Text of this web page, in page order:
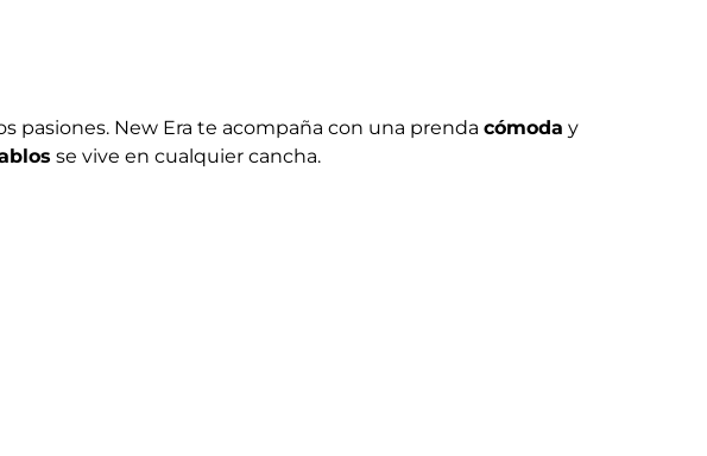
pasiones. New Era te acompaña con una prenda cómoda y
se vive en cualquier cancha.